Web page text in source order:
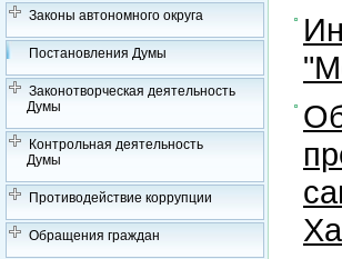
Законы автономного округа
Постановления Думы
Законотворческая деятельность
Думы
Контрольная деятельность
Думы
Противодействие коррупции
Обращения граждан